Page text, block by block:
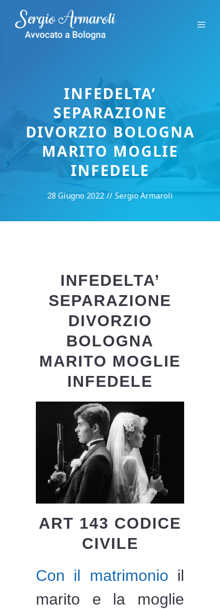
contenuto
INFEDELTA’
SEPARAZIONE
DIVORZIO BOLOGNA
MARITO MOGLIE
INFEDELE
28 Giugno 2022 // Sergio Armaroli
INFEDELTA’
SEPARAZIONE
DIVORZIO
BOLOGNA
MARITO MOGLIE
INFEDELE
ART 143 CODICE
CIVILE
Con il matrimonio il
marito e la moglie